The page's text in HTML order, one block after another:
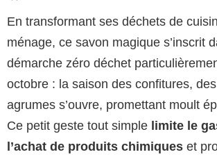
En transformant ses déchets de
ménage, ce savon magique s’inscrit
démarche zéro déchet
octobre : la saison des confitures,
agrumes s’ouvre, promettant moult
Ce petit geste tout simple limite le
l’achat de produits chimiques et